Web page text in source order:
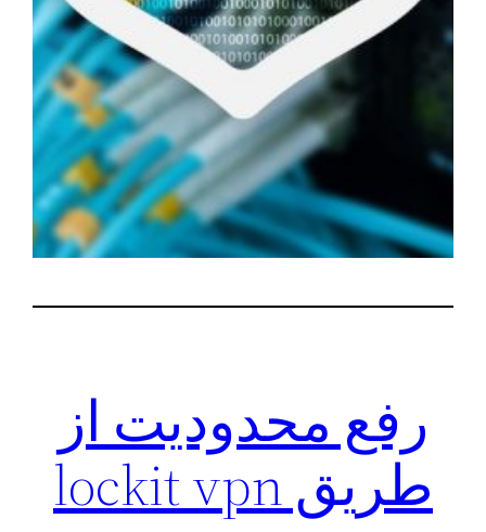
رفع محدودیت از
طریق lockit vpn